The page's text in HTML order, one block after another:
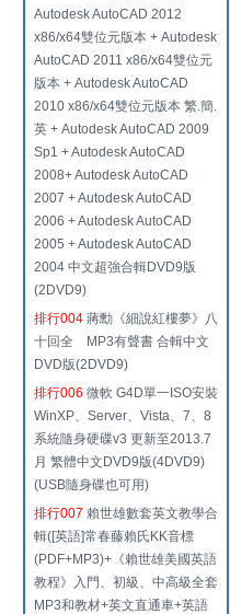
Autodesk AutoCAD 2012
x86/x64雙位元版本 + Autodesk
AutoCAD 2011 x86/x64雙位元
版本 + Autodesk AutoCAD
2010 x86/x64雙位元版本 繁.簡.
英 + Autodesk AutoCAD 2009
Sp1 + Autodesk AutoCAD
2008+ Autodesk AutoCAD
2007 + Autodesk AutoCAD
2006 + Autodesk AutoCAD
2005 + Autodesk AutoCAD
2004 中文超強合輯DVD9版
(2DVD9)
排行004 蔣勳《細說紅樓夢》八
十回全 MP3有聲書 合輯中文
DVD版(2DVD9)
排行006 微軟 G4D單一ISO安裝
WinXP、Server、Vista、7、8
系統隨身硬碟v3 更新至2013.7
月 繁體中文DVD9版(4DVD9)
(USB隨身碟也可用)
排行007 賴世雄數套英文教學合
輯([英語]常春藤賴氏KK音標
(PDF+MP3)+《賴世雄美國英語
教程》入門、初級、中高級全套
MP3和教材+英文直通車+英語